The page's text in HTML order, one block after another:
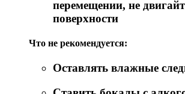
перемещении, не
поверхности
Что не рекомендуется:
Оставлять влажные